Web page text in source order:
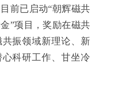
前已启动“朝辉磁共
”项目，奖励在磁共
振领域新理论、新
科研工作、甘坐冷